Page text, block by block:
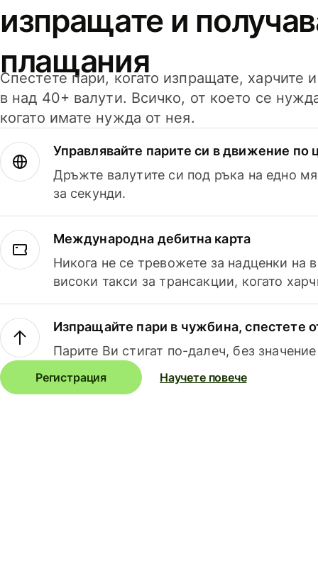
изпращате и
плащания
Спестете пари, когато изпращате, харчите
в над 40+ валути. Всичко, от което се
когато имате нужда от нея.
Управлявайте парите си в движение по
Дръжте валутите си под ръка на едно
за секунди.
Международна дебитна карта
Никога не се тревожете за надценки на
високи такси за трансакции, когато
Изпращайте пари в чужбина, спестете
Парите Ви стигат по-далеч, без
Регистрация Научете повече